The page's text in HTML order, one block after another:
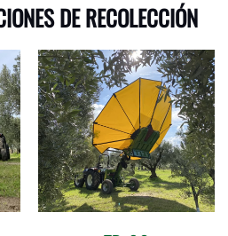
DE RECOLECCIÓN